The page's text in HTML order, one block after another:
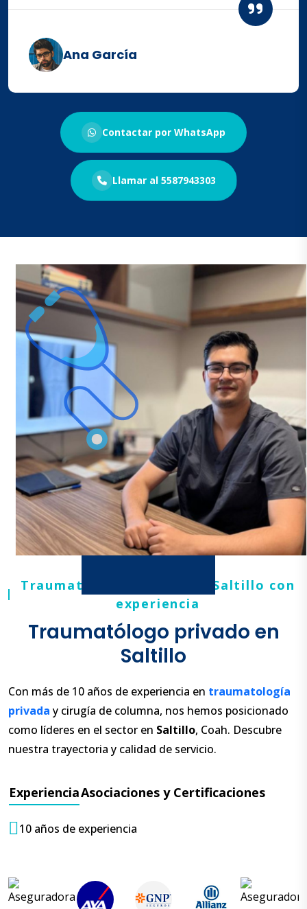
Ana García
Contactar por WhatsApp
Llamar al 5587943303
Traumatólogo privado en Saltillo con
experiencia
Traumatólogo privado en
Saltillo
Con más de 10 años de experiencia en traumatología
privada y cirugía de columna, nos hemos posicionado
como líderes en el sector en Saltillo, Coah. Descubre
nuestra trayectoria y calidad de servicio.
Experiencia Asociaciones y Certificaciones
10 años de experiencia